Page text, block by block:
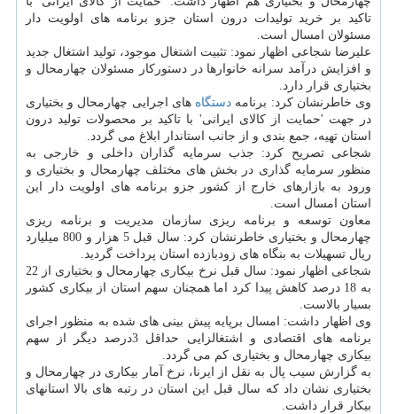
تاكید بر خرید تولیدات درون استان جزو برنامه های اولویت دار
مسئولان امسال است.
علیرضا شجاعی اظهار نمود: تثبیت اشتغال موجود، تولید اشتغال جدید
و افزایش درآمد سرانه خانوارها در دستوركار مسئولان چهارمحال و
بختیاری قرار دارد.
وی خاطرنشان كرد: برنامه دستگاه های اجرایی چهارمحال و بختیاری
در جهت 'حمایت از كالای ایرانی' با تاكید بر محصولات تولید درون
استان تهیه، جمع بندی و از جانب استاندار ابلاغ می گردد.
شجاعی تصریح كرد: جذب سرمایه گذاران داخلی و خارجی به
منظور سرمایه گذاری در بخش های مختلف چهارمحال و بختیاری و
ورود به بازارهای خارج از كشور جزو برنامه های اولویت دار این
استان امسال است.
معاون توسعه و برنامه ریزی سازمان مدیریت و برنامه ریزی
چهارمحال و بختیاری خاطرنشان كرد: سال قبل 5 هزار و 800 میلیارد
ریال تسهیلات به بنگاه های زودبازده استان پرداخت گردید.
شجاعی اظهار نمود: سال قبل نرخ بیكاری چهارمحال و بختیاری از 22
به 18 درصد كاهش پیدا كرد اما همچنان سهم استان از بیكاری كشور
بسیار بالاست.
وی اظهار داشت: امسال برپایه پیش بینی های شده به منظور اجرای
برنامه های اقتصادی و اشتغالزایی حداقل 3درصد دیگر از سهم
بیكاری چهارمحال و بختیاری كم می گردد.
به گزارش سیب پال به نقل از ایرنا، نرخ آمار بیكاری در چهارمحال و
بختیاری نشان داد كه سال قبل این استان در رتبه های بالا استانهای
بیكار قرار داشت.